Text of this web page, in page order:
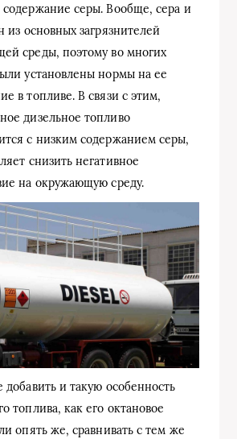
серы. Вообще, сера и
из основных загрязнителей
среды, поэтому во многих
установлены нормы на ее
в топливе. В связи с этим,
дизельное топливо
с низким содержанием серы,
снизить негативное
на окружающую среду.
добавить и такую особенность
топлива, как его октановое
опять же, сравнивать с тем же